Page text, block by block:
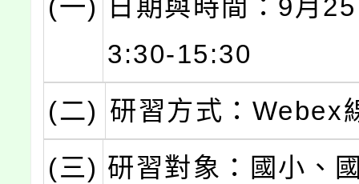
(一)
日期與時間：9月
3:30-15:30
(二) 研習方式：Webex
(三) 研習對象：國小、